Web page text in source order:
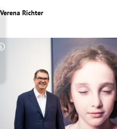
Untermenü
Untermenü
Untermenü
Untermenü
Verena Richter
Copyright-Hinweis öffnen/schließen